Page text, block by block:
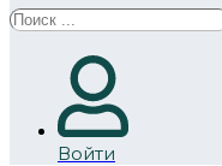
Search
Войти